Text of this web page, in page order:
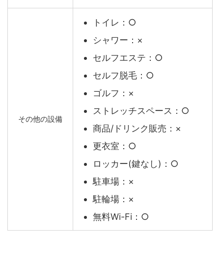
その他の設備
トイレ：○
シャワー：×
セルフエステ：○
セルフ脱毛：○
ゴルフ：×
ストレッチスペース：○
商品/ドリンク販売：×
更衣室：○
ロッカー(鍵なし)：○
駐車場：×
駐輪場：×
無料Wi-Fi：○